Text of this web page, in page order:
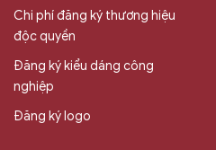
Chi phí đăng ký thương hiệu
độc quyền
Đăng ký kiểu dáng công
nghiệp
Đăng ký logo